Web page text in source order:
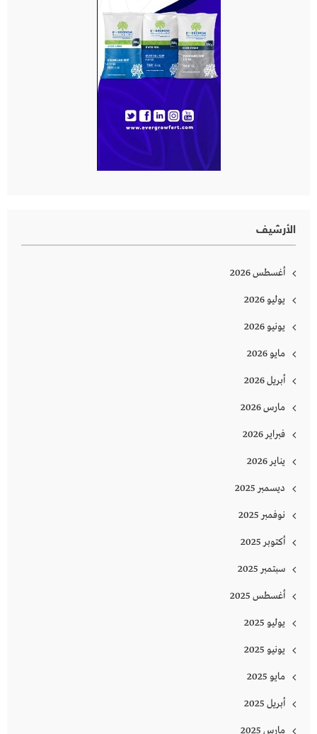
الأرشيف
أغسطس 2026
يوليو 2026
يونيو 2026
مايو 2026
أبريل 2026
مارس 2026
فبراير 2026
يناير 2026
ديسمبر 2025
نوفمبر 2025
أكتوبر 2025
سبتمبر 2025
أغسطس 2025
يوليو 2025
يونيو 2025
مايو 2025
أبريل 2025
مارس 2025